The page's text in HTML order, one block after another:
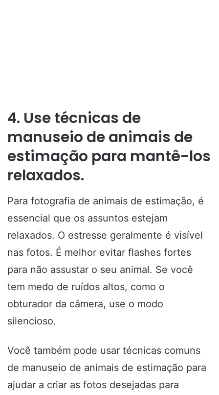
4. Use técnicas de
manuseio de animais de
estimação para mantê-los
relaxados.
Para fotografia de animais de estimação, é
essencial que os assuntos estejam
relaxados. O estresse geralmente é visível
nas fotos. É melhor evitar flashes fortes
para não assustar o seu animal. Se você
tem medo de ruídos altos, como o
obturador da câmera, use o modo
silencioso.
Você também pode usar técnicas comuns
de manuseio de animais de estimação para
ajudar a criar as fotos desejadas para